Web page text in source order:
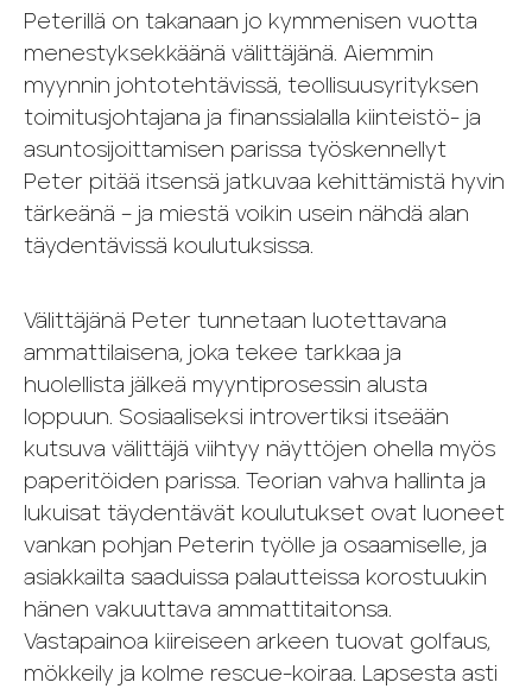
Peterillä on takanaan jo kymmenisen vuotta
menestyksekkäänä välittäjänä. Aiemmin
myynnin johtotehtävissä, teollisuusyrityksen
toimitusjohtajana ja finanssialalla kiinteistö- ja
asuntosijoittamisen parissa työskennellyt
Peter pitää itsensä jatkuvaa kehittämistä hyvin
tärkeänä – ja miestä voikin usein nähdä alan
täydentävissä koulutuksissa.
Välittäjänä Peter tunnetaan luotettavana
ammattilaisena, joka tekee tarkkaa ja
huolellista jälkeä myyntiprosessin alusta
loppuun. Sosiaaliseksi introvertiksi itseään
kutsuva välittäjä viihtyy näyttöjen ohella myös
paperitöiden parissa. Teorian vahva hallinta ja
lukuisat täydentävät koulutukset ovat luoneet
vankan pohjan Peterin työlle ja osaamiselle, ja
asiakkailta saaduissa palautteissa korostuukin
hänen vakuuttava ammattitaitonsa.
Vastapainoa kiireiseen arkeen tuovat golfaus,
mökkeily ja kolme rescue-koiraa. Lapsesta asti